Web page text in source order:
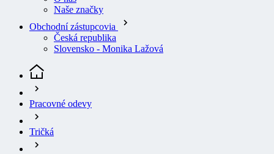
Obchodní zástupcovia
Česká republika
Slovensko - Monika Lažová
Tričká
Tričko FlexiWork 37.5® čierne vel. XXL